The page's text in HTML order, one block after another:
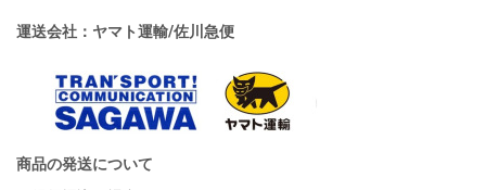
運送会社：ヤマト運輸/佐川急便
商品の発送について